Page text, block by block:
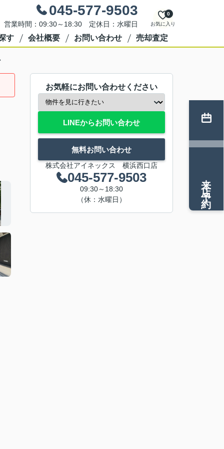
045-577-9503
営業時間：09:30～18:30 定休日：水曜日 お気に入り
0
す 会社概要 お問い合わせ 売却査定
お気軽にお問い合わせください
LINEからお問い合わせ
無料お問い合わせ
株式会社アイネックス 横浜西口店
045-577-9503
09:30～18:30
（休：水曜日）
来店予約